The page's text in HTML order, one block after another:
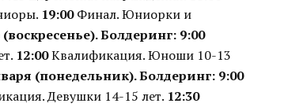
19:00Финал. Юниорки и
Болдеринг: 9:00
12:00Квалификация. Юноши 10-13
(понедельник). Болдеринг: 9:00
Девушки 14-15 лет. 12:30